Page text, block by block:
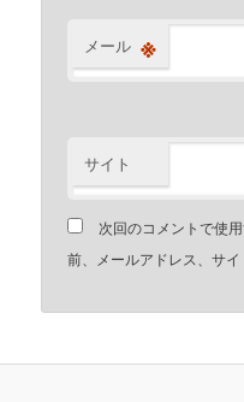
メール ※
サイト
次回のコメントで使
前、メールアドレス、サイ